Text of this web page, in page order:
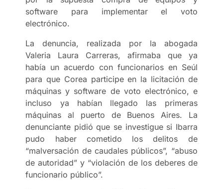
software para implementar el voto
electrónico.
La denuncia, realizada por la abogada
Valeria Laura Carreras, afirmaba que ya
había un acuerdo con funcionarios en Seúl
para que Corea participe en la licitación de
máquinas y software de voto electrónico, e
incluso ya habían llegado las primeras
máquinas al puerto de Buenos Aires. La
denunciante pidió que se investigue si Ibarra
pudo haber cometido los delitos de
“malversación de caudales públicos”, “abuso
de autoridad” y “violación de los deberes de
funcionario público”.